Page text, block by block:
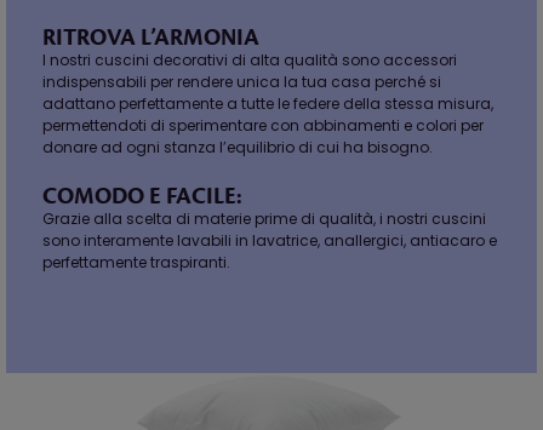
RITROVA L’ARMONIA
I nostri cuscini decorativi di alta qualità sono accessori
indispensabili per rendere unica la tua casa perché si
adattano perfettamente a tutte le federe della stessa misura,
permettendoti di sperimentare con abbinamenti e colori per
donare ad ogni stanza l’equilibrio di cui ha bisogno.
COMODO E FACILE:
Grazie alla scelta di materie prime di qualità, i nostri cuscini
sono interamente lavabili in lavatrice, anallergici, antiacaro e
perfettamente traspiranti.